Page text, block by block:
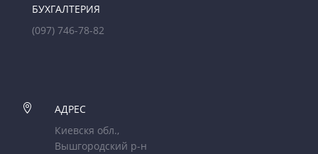
БУХГАЛТЕРИЯ
(097) 746-78-82

АДРЕС
Киевскя обл.,
Вышгородский р-н